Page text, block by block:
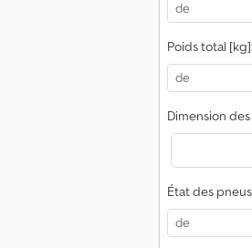
Poids total [kg]:
Dimension
État des